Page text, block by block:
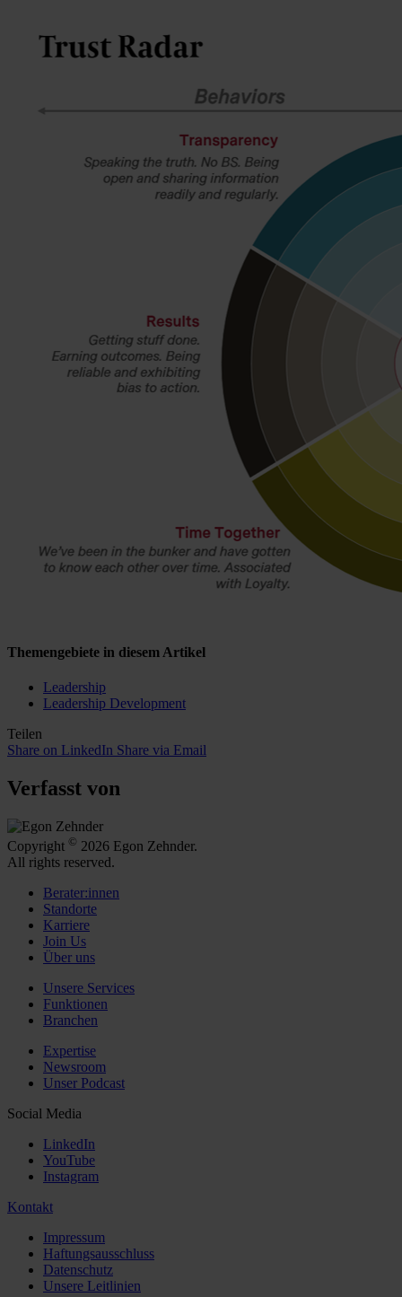
Themengebiete in diesem Artikel
Leadership
Leadership Development
Teilen
Share on LinkedIn Share via Email
Verfasst von
Copyright © 2026 Egon Zehnder.
All rights reserved.
Berater:innen
Standorte
Karriere
Join Us
Über uns
Unsere Services
Funktionen
Branchen
Expertise
Newsroom
Unser Podcast
Social Media
LinkedIn
YouTube
Instagram
Kontakt
Impressum
Haftungsausschluss
Datenschutz
Unsere Leitlinien